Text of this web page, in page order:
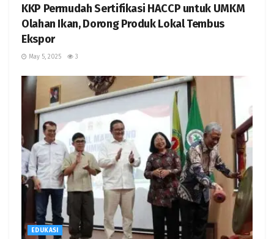
KKP Permudah Sertifikasi HACCP untuk UMKM
Olahan Ikan, Dorong Produk Lokal Tembus
Ekspor
May 5, 2025 3
EDUKASI